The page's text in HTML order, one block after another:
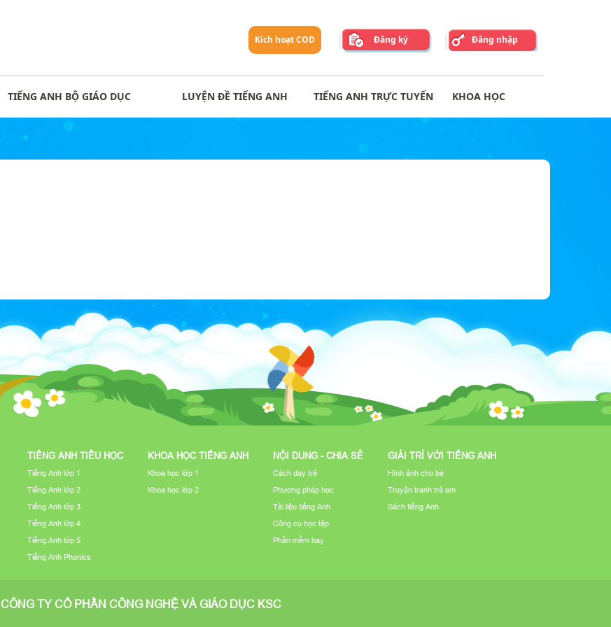
Đăng nhập
Đăng ký
Kích hoạt COD
TIẾNG ANH BỘ GIÁO DỤC LUYỆN ĐỀ TIẾNG ANH TIẾNG ANH TRỰC TUYẾN KHOA HỌC
TIẾNG ANH TIỂU HỌC
Tiếng Anh lớp 1
Tiếng Anh lớp 2
Tiếng Anh lớp 3
Tiếng Anh lớp 4
Tiếng Anh lớp 5
Tiếng Anh Phonics
KHOA HỌC TIẾNG ANH
Khoa học lớp 1
Khoa học lớp 2
NỘI DUNG - CHIA SẺ
Cách dạy trẻ
Phương pháp học
Tài liệu tiếng Anh
Công cụ học tập
Phần mềm hay
GIẢI TRÍ VỚI TIẾNG ANH
Hình ảnh cho bé
Truyện tranh trẻ em
Sách tiếng Anh
CÔNG TY CỔ PHẦN CÔNG NGHỆ VÀ GIÁO DỤC KSC